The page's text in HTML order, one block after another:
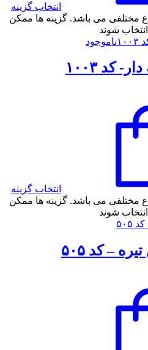
انتخاب گزینه
مختلفی می باشد. گزینه ها ممکن
شوند
ناموجود
کد ۱۰۰۳
انتخاب گزینه
مختلفی می باشد. گزینه ها ممکن
شوند
– کد ۵۰۵